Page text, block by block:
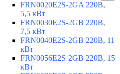
FRN0020E2S-2GA 220В,
5,5 кВт
FRN0030E2S-2GB 220В,
7,5 кВт
FRN0040E2S-2GB 220В, 11
кВт
FRN0056E2S-2GB 220В, 15
кВт